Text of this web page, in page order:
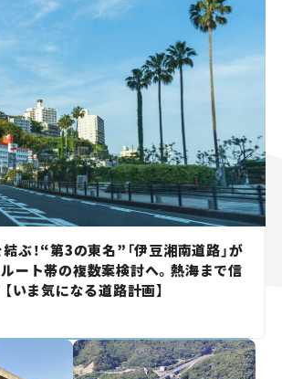
ぶ！“第3の東名”「伊豆湘南道路」が
ート帯の複数案検討へ。熱海まで信
いま気になる道路計画】